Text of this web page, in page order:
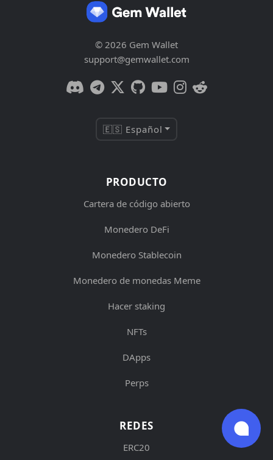
© 2026 Gem Wallet
support@gemwallet.com
🇪🇸 Español
PRODUCTO
Cartera de código abierto
Monedero DeFi
Monedero Stablecoin
Monedero de monedas Meme
Hacer staking
NFTs
DApps
Perps
REDES
ERC20